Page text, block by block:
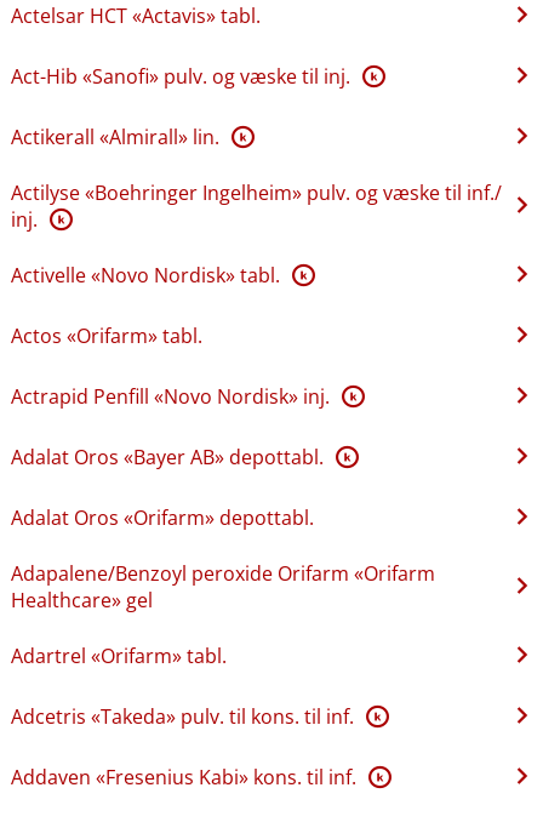
Actelsar HCT «Actavis» tabl.
Act-Hib «Sanofi» pulv. og væske til inj. K
Actikerall «Almirall» lin. K
Actilyse «Boehringer Ingelheim» pulv. og væske til inf.​/​
inj. K
Activelle «Novo Nordisk» tabl. K
Actos «Orifarm» tabl.
Actrapid Penfill «Novo Nordisk» inj. K
Adalat Oros «Bayer AB» depottabl. K
Adalat Oros «Orifarm» depottabl.
Adapalene​/​Benzoyl peroxide Orifarm «Orifarm
Healthcare» gel
Adartrel «Orifarm» tabl.
Adcetris «Takeda» pulv. til kons. til inf. K
Addaven «Fresenius Kabi» kons. til inf. K